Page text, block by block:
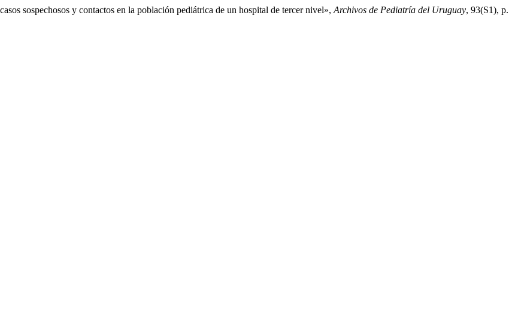
sospechosos y contactos en la población pediátrica de un hospital de tercer nivel», Archivos de Pediatría del Uruguay, 93(S1), p.